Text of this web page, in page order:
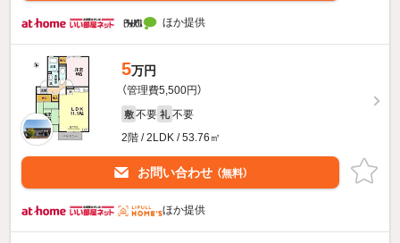
ほか提供
5万円
（管理費5,500円）
敷 不要 礼 不要
2階 / 2LDK / 53.76㎡
お問い合わせ （無料）
ほか提供